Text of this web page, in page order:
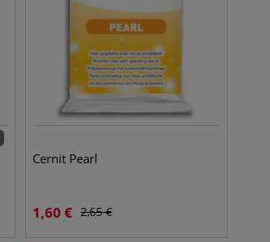
Cernit Pearl
1,60 € 2,65€